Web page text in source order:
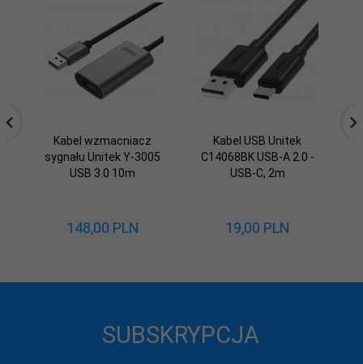
Kabel wzmacniacz
sygnału Unitek Y-3005
USB 3.0 10m
148,00 PLN
Kabel USB Unitek
C14068BK USB-A 2.0 -
USB-C, 2m
19,00 PLN
SUBSKRYPCJA